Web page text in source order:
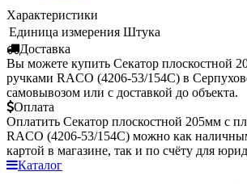
Характеристики
Единица измерения Штука
Доставка
Вы можете купить Секатор плоскостной
ручками RACO (4206-53/154С) в
самовывозом или с доставкой до объекта.
Оплата
Оплатить Секатор плоскостной 205мм с
RACO (4206-53/154С) можно как
картой в магазине, так и по счёту для
Каталог